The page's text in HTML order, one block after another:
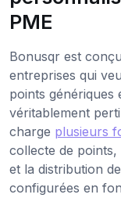
PME
Bonusqr est
entreprises qui
points génériques
véritablement
charge plusieurs
collecte de
et la distribution
configurées en